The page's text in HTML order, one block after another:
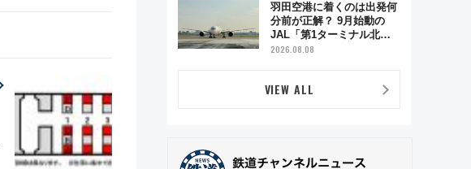
羽田空港に着くのは出発何
分前が正解？ 9月始動の
JAL「第1ターミナル北側
サテライト」は徒歩1キロ
2026.08.08
VIEW ALL